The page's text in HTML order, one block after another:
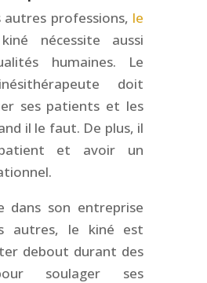
autres professions, le
nécessite aussi
humaines. Le
doit
ses patients et les
il le faut. De plus, il
et avoir un
dans son entreprise
autres, le kiné est
debout durant des
soulager ses